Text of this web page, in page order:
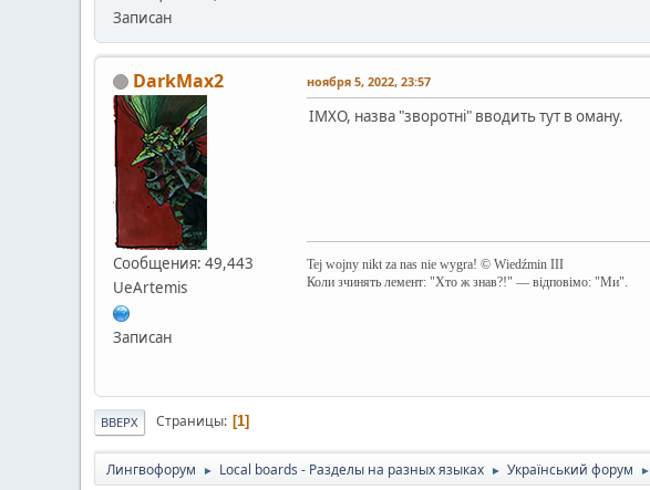
Записан
DarkMax2
Сообщения: 49,443
UeArtemis
Записан
ноября 5, 2022, 23:57
ІМХО, назва "зворотні" вводить тут в оману.
Tej wojny nikt za nas nie wygra! © Wiedźmin III
Коли зчинять лемент: "Хто ж знав?!" — відповімо: "Ми".
ВВЕРХ Страницы 1
Лингвофорум ► Local boards - Разделы на разных языках ► Український форум ►